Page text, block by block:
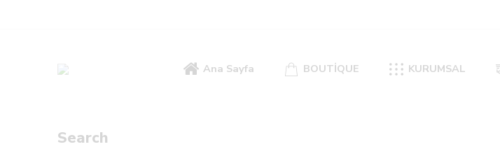
Ana Sayfa BOUTİQUE KURUMSAL
Search